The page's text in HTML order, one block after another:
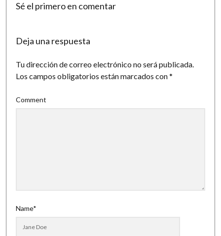
Sé el primero en comentar
Deja una respuesta
Tu dirección de correo electrónico no será publicada.
Los campos obligatorios están marcados con*
Comment
Name*